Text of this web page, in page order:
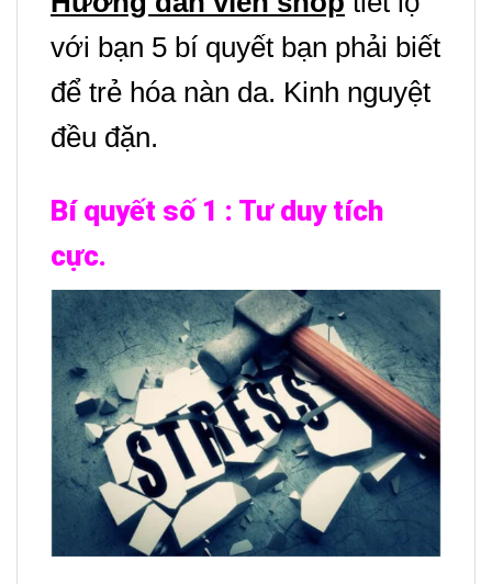
với bạn 5 bí quyết bạn phải biết
để trẻ hóa nàn da. Kinh nguyệt
đều đặn.
Bí quyết số 1 : Tư duy tích
cực.